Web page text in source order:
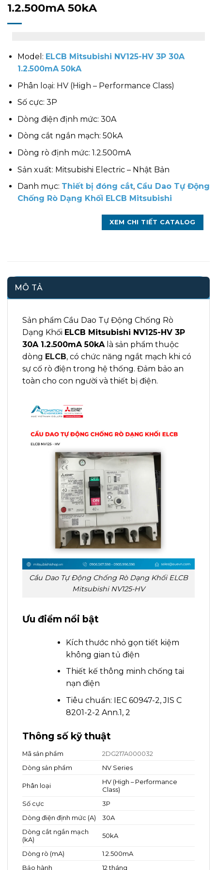
1.2.500mA 50kA
Model: ELCB Mitsubishi NV125-HV 3P 30A
1.2.500mA 50kA
Phân loại: HV (High – Performance Class)
Số cực: 3P
Dòng điện định mức: 30A
Dòng cắt ngắn mạch: 50kA
Dòng rò định mức: 1.2.500mA
Sản xuất: Mitsubishi Electric – Nhật Bản
Danh mục: Thiết bị đóng cắt, Cầu Dao Tự Động
Chống Rò Dạng Khối ELCB Mitsubishi
XEM CHI TIẾT CATALOG
MÔ TẢ
Sản phẩm Cầu Dao Tự Động Chống Rò
Dạng Khối ELCB Mitsubishi NV125-HV 3P
30A 1.2.500mA 50kA là sản phẩm thuộc
dòng ELCB, có chức năng ngắt mạch khi có
sự cố rò điện trong hệ thống. Đảm bảo an
toàn cho con người và thiết bị điện.
Cầu Dao Tự Động Chống Rò Dạng Khối ELCB
Mitsubishi NV125-HV
Ưu điểm nổi bật
Kích thước nhỏ gọn tiết kiệm
không gian tủ điện
Thiết kế thông minh chống tai
nạn điện
Tiêu chuẩn: IEC 60947-2, JIS C
8201-2-2 Ann.1, 2
Thông số kỹ thuật
Mã sản phẩm
2DG217A000032
Dòng sản phẩm
NV Series
Phân loại
HV (High – Performance
Class)
Số cực
3P
Dòng điện định mức (A)
30A
Dòng cắt ngắn mạch
(kA)
50kA
Dòng rò (mA)
1.2.500mA
Bảo hành
12 tháng